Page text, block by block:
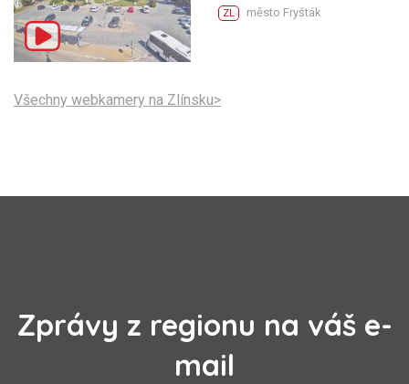
ZL město Fryšták
Všechny webkamery na Zlínsku>
Zprávy z regionu na váš e-
mail